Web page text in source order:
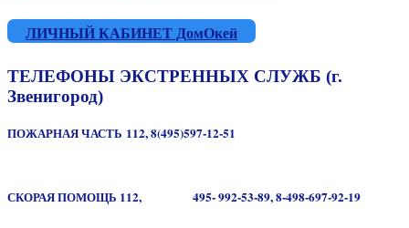
ЛИЧНЫЙ КАБИНЕТ ДомОкей
ТЕЛЕФОНЫ ЭКСТРЕННЫХ СЛУЖБ (г.
Звенигород)
ПОЖАРНАЯ ЧАСТЬ 112, 8(495)597-12-51
СКОРАЯ ПОМОЩЬ 112, 495- 992-53-89,8-498-697-92-19